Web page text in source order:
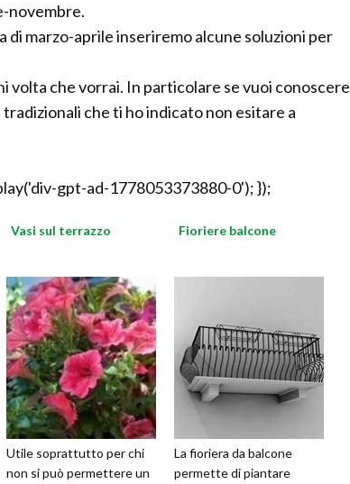
novembre.
di marzo-aprile inseriremo alcune soluzioni per
volta che vorrai. In particolare se vuoi conoscere
che ti ho indicato non esitare a
gpt-ad-1778053373880-0'); });
Vasi sul terrazzo
Utile soprattutto per chi
non si può permettere un
Fioriere balcone
La fioriera da balcone
permette di piantare